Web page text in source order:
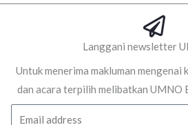
Langgani newsletter
Untuk menerima makluman mengenai
dan acara terpilih melibatkan UMNO